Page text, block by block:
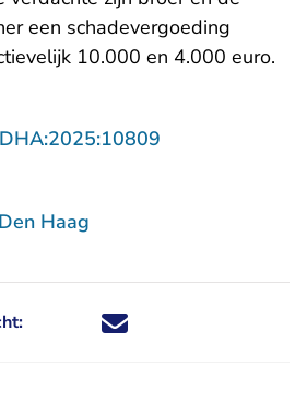
een schadevergoeding
10.000 en 4.000 euro.
Haag
Deel dit nieuwsbericht via X -
Deel dit nieuwsbericht via
Deel dit nieuwsbericht
Deel dit